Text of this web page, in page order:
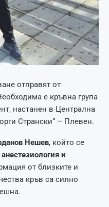
отправят от
е кръвна група
настанен в Централна
Странски“ – Плевен.
Нешев, който се
и
от близките и
кръв са силно